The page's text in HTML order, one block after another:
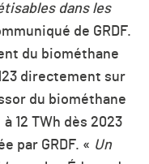
dans les
de GRDF.
du biométhane
directement sur
du biométhane
12 TWh dès 2023
par GRDF. « Un